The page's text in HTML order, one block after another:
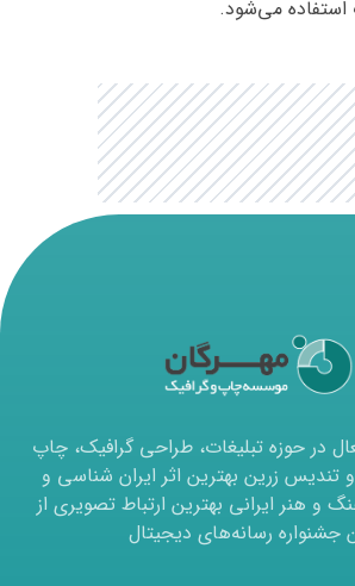
می‌شود.
در حوزه تبلیغات، طراحی گرافیک، چاپ
زرین بهترین اثر ایران شناسی و
و هنر ایرانی بهترین ارتباط تصویری از
جشنواره رسانه‌های دیجیتال